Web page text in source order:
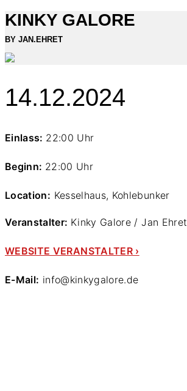
KINKY GALORE
BY JAN.EHRET
14.12.2024
Einlass: 22:00 Uhr
Beginn: 22:00 Uhr
Location: Kesselhaus, Kohlebunker
Veranstalter: Kinky Galore / Jan Ehret
WEBSITE VERANSTALTER ›
E-Mail: info@kinkygalore.de